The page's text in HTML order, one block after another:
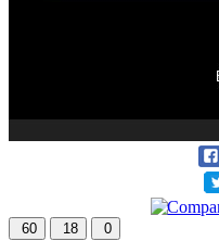
60 18 0